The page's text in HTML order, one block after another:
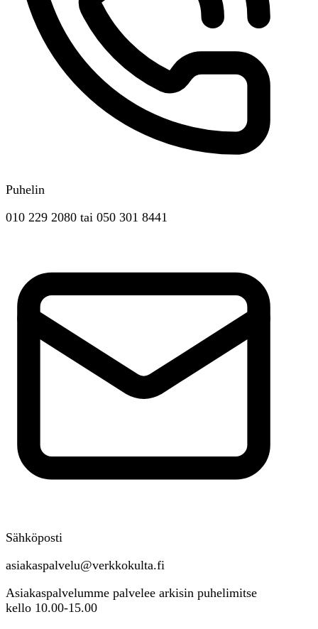
Puhelin
010 229 2080 tai 050 301 8441
Sähköposti
asiakaspalvelu@verkkokulta.fi
Asiakaspalvelumme palvelee arkisin puhelimitse
kello 10.00-15.00